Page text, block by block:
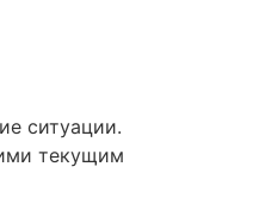
ситуации.
текущим